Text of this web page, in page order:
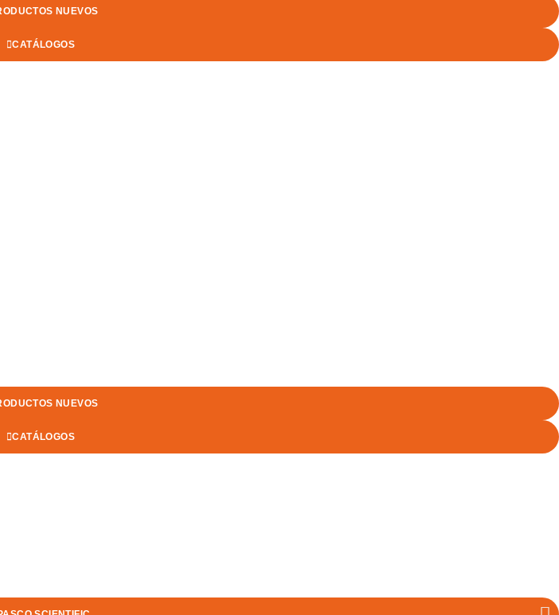
NUEVOS
CATÁLOGOS
NUEVOS
CATÁLOGOS